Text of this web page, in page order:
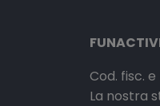
Cod. fisc. e
La nostra